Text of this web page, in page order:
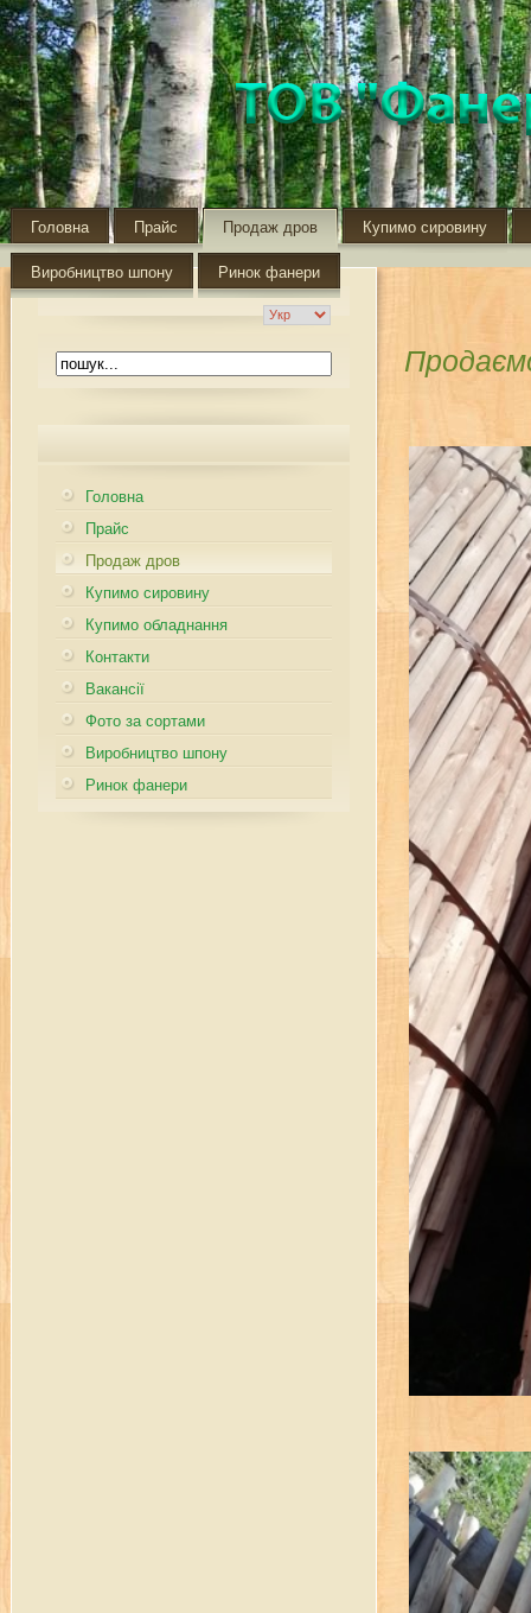
Головна Прайс Продаж дров Купимо сировину
Виробництво шпону Ринок фанери
Головна
Прайс
Продаж дров
Купимо сировину
Купимо обладнання
Контакти
Вакансії
Фото за сортами
Виробництво шпону
Ринок фанери